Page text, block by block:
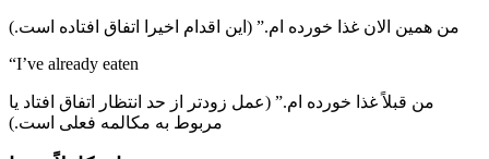
من همین الان غذا خورده ام.” (این اقدام اخیرا اتفاق افتاده است.)
“I’ve already eaten
من قبلاً غذا خورده ام.” (عمل زودتر از حد انتظار اتفاق افتاد یا
مربوط به مکالمه فعلی است.)